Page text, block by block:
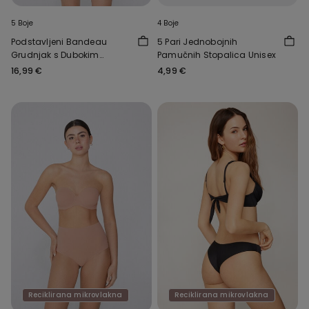
5 Boje
Podstavljeni Bandeau
Grudnjak s Dubokim
Dekolteom od Recikliranih
16,99 €
4 Boje
5 Pari Jednobojnih
Pamučnih Stopalica Unisex
4,99 €
Reciklirana mikrovlakna Reciklirana mikrovlakna